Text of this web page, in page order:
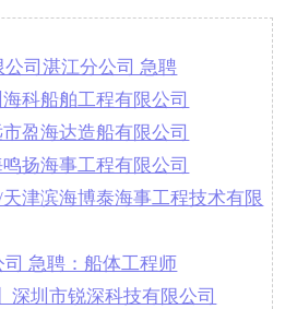
司湛江分公司 急聘
科船舶工程有限公司
盈海达造船有限公司
扬海事工程有限公司
津滨海博泰海事工程技术有限
急聘：船体工程师
深圳市锐深科技有限公司